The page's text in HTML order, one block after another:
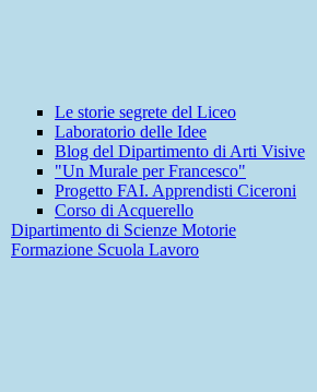
Le storie segrete del Liceo
Laboratorio delle Idee
Blog del Dipartimento di Arti Visive
"Un Murale per Francesco"
Progetto FAI. Apprendisti Ciceroni
Corso di Acquerello
Dipartimento di Scienze Motorie
Formazione Scuola Lavoro